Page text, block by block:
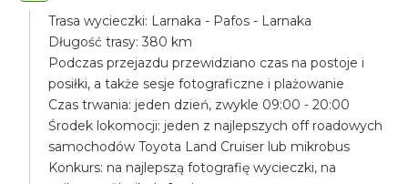
Trasa wycieczki: Larnaka - Pafos - Larnaka
Długość trasy: 380 km
Podczas przejazdu przewidziano czas na postoje i
posiłki, a także sesje fotograficzne i plażowanie
Czas trwania: jeden dzień, zwykle 09:00 - 20:00
Środek lokomocji: jeden z najlepszych off roadowych
samochodów Toyota Land Cruiser lub mikrobus
Konkurs: na najlepszą fotografię wycieczki, na